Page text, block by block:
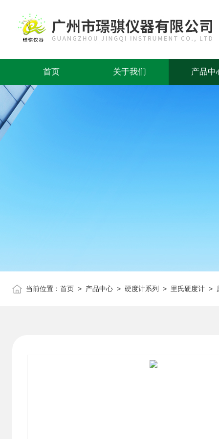
首页 关于我们 产品中
当前位置： 首页 > 产品中心 > 硬度计系列 > 里氏硬度计 >